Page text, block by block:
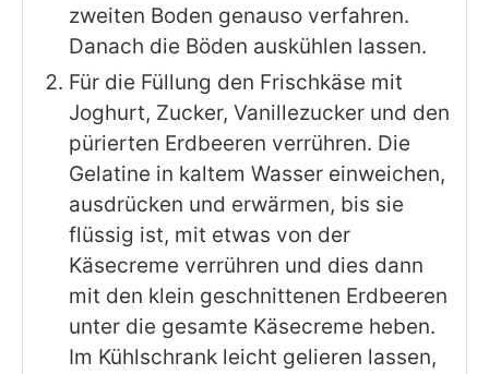
zweiten Boden genauso verfahren.
Danach die Böden auskühlen lassen.
Für die Füllung den Frischkäse mit
Joghurt, Zucker, Vanillezucker und den
pürierten Erdbeeren verrühren. Die
Gelatine in kaltem Wasser einweichen,
ausdrücken und erwärmen, bis sie
flüssig ist, mit etwas von der
Käsecreme verrühren und dies dann
mit den klein geschnittenen Erdbeeren
unter die gesamte Käsecreme heben.
Im Kühlschrank leicht gelieren lassen,